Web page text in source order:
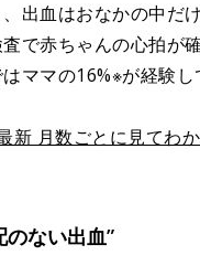
出血はおなかの中だ
で赤ちゃんの心拍が
ママの16%※が経験
最新 月数ごとに見てわ
ない出血”